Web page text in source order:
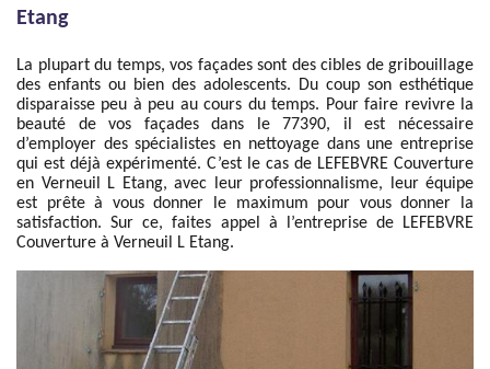
Etang
La plupart du temps, vos façades sont des cibles de gribouillage
des enfants ou bien des adolescents. Du coup son esthétique
disparaisse peu à peu au cours du temps. Pour faire revivre la
beauté de vos façades dans le 77390, il est nécessaire
d’employer des spécialistes en nettoyage dans une entreprise
qui est déjà expérimenté. C’est le cas de LEFEBVRE Couverture
en Verneuil L Etang, avec leur professionnalisme, leur équipe
est prête à vous donner le maximum pour vous donner la
satisfaction. Sur ce, faites appel à l’entreprise de LEFEBVRE
Couverture à Verneuil L Etang.